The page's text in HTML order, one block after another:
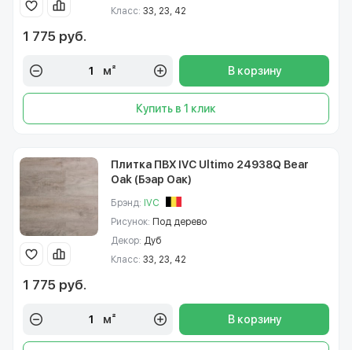
Класс: 33, 23, 42
1 775 руб.
м² В корзину
Купить в 1 клик
Плитка ПВХ IVC Ultimo 24938Q Bear
Oak (Бэар Оак)
Брэнд: IVC
Рисунок: Под дерево
Декор: Дуб
Класс: 33, 23, 42
1 775 руб.
м² В корзину